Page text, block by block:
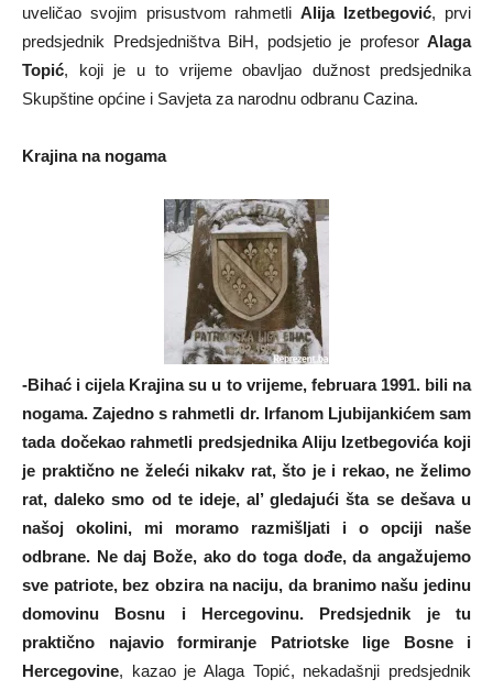
uveličao svojim prisustvom rahmetliAlija Izetbegović, prvi
predsjednik Predsjedništva BiH, podsjetio je profesor Alaga
Topić, koji je u to vrijeme obavljao dužnost predsjednika
Skupštine općine i Savjeta za narodnu odbranu Cazina.
Krajina na nogama
-Bihać i cijela Krajina su u to vrijeme, februara 1991. bili na
nogama. Zajedno s rahmetli dr. Irfanom Ljubijankićem sam
tada dočekao rahmetli predsjednika Aliju Izetbegovića koji
je praktično ne želeći nikakv rat, što je i rekao, ne želimo
rat, daleko smo od te ideje, al’ gledajući šta se dešava u
našoj okolini, mi moramo razmišljati i o opciji naše
odbrane. Ne daj Bože, ako do toga dođe, da angažujemo
sve patriote, bez obzira na naciju, da branimo našu jedinu
domovinu Bosnu i Hercegovinu. Predsjednik je tu
praktično najavio formiranje Patriotske lige Bosne i
Hercegovine, kazao je Alaga Topić, nekadašnji predsjednik